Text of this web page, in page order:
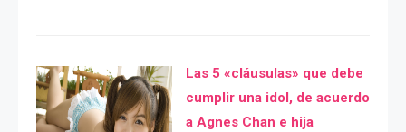
Las 5 «cláusulas» que debe
cumplir una idol, de acuerdo
a Agnes Chan e hija